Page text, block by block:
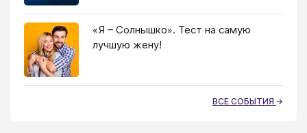
«Я – Солнышко». Тест на самую
лучшую жену!
ВСЕ СОБЫТИЯ